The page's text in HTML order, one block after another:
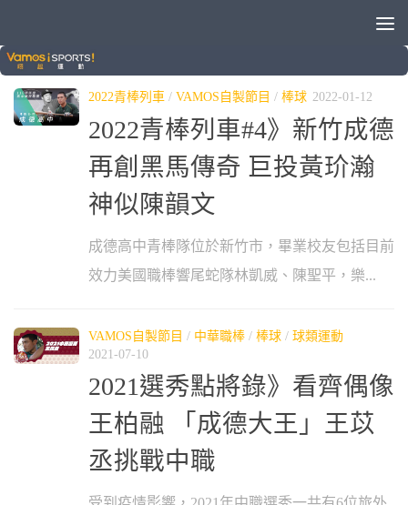
標籤：成德高中
2022青棒列車 / VAMOS自製節目 / 棒球 2022-01-12
2022青棒列車#4》新竹成德
再創黑馬傳奇 巨投黃玠瀚
神似陳韻文
成德高中青棒隊位於新竹市，畢業校友包括目前
效力美國職棒響尾蛇隊林凱威、陳聖平，樂...
VAMOS自製節目 / 中華職棒 / 棒球 / 球類運動
2021-07-10
2021選秀點將錄》看齊偶像
王柏融 「成德大王」王苡
丞挑戰中職